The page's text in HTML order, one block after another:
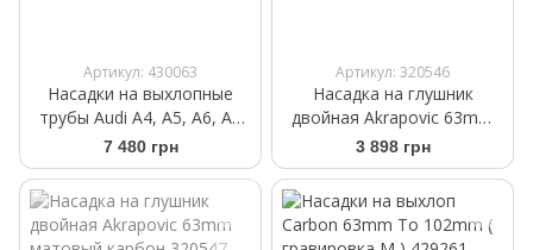
Артикул: 430063
Насадки на выхлопные
трубы Audi A4, A5, A6, A7
2011-2019 стиль S-Line
Черные
7 480 грн
Артикул: 320546
Насадка на глушник
двойная Akrapovic 63mm
матовый карбон
3 898 грн